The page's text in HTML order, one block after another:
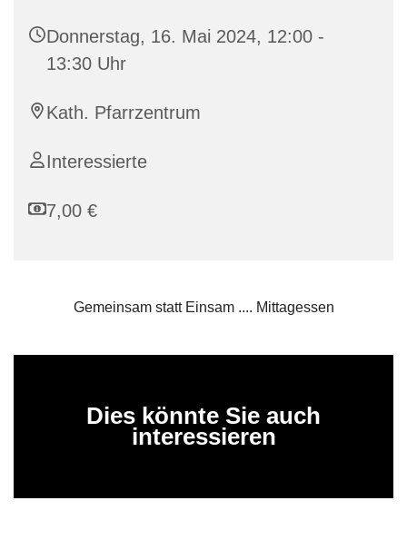
Donnerstag, 16. Mai 2024, 12:00 -
13:30 Uhr
Kath. Pfarrzentrum
Interessierte
7,00 €
Gemeinsam statt Einsam .... Mittagessen
Dies könnte Sie auch
interessieren